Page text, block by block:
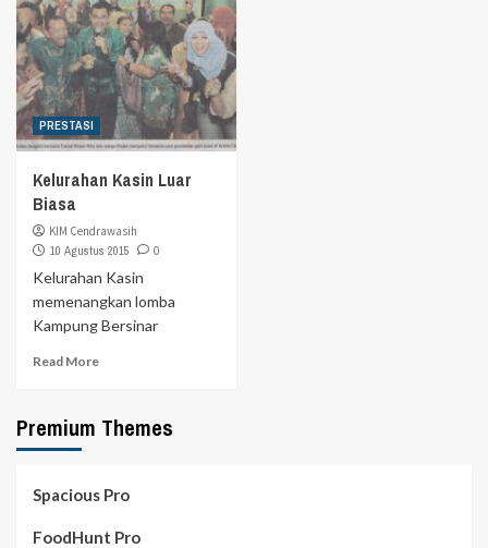
PRESTASI
Kelurahan Kasin Luar
Biasa
KIM Cendrawasih
10 Agustus 2015
0
Kelurahan Kasin
memenangkan lomba
Kampung Bersinar
Read More
Premium Themes
Spacious Pro
FoodHunt Pro